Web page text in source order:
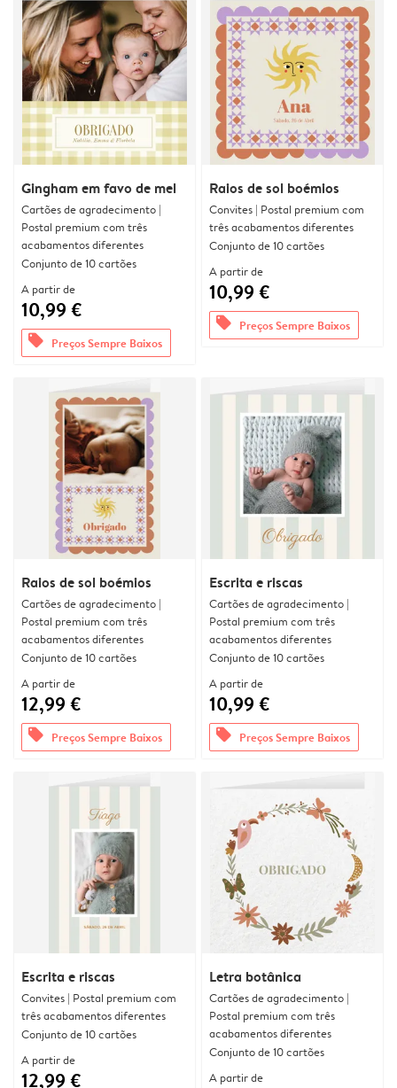
Gingham em favo de mel
Cartões de agradecimento |
Postal premium com três
acabamentos diferentes
Conjunto de 10 cartões
A partir de
10,99 €
offers Preços Sempre Baixos
Raios de sol boémios
Convites | Postal premium com
três acabamentos diferentes
Conjunto de 10 cartões
A partir de
10,99 €
offers Preços Sempre Baixos
Raios de sol boémios
Cartões de agradecimento |
Postal premium com três
acabamentos diferentes
Conjunto de 10 cartões
A partir de
12,99 €
offers Preços Sempre Baixos
Escrita e riscas
Cartões de agradecimento |
Postal premium com três
acabamentos diferentes
Conjunto de 10 cartões
A partir de
10,99 €
offers Preços Sempre Baixos
Escrita e riscas
Convites | Postal premium com
três acabamentos diferentes
Conjunto de 10 cartões
A partir de
12,99 €
Letra botânica
Cartões de agradecimento |
Postal premium com três
acabamentos diferentes
Conjunto de 10 cartões
A partir de